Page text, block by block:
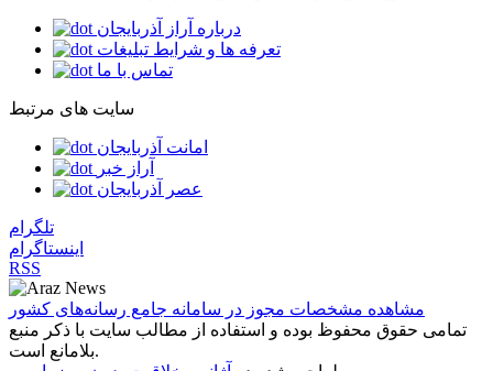
درباره آراز آذربایجان
تعرفه ها و شرایط تبلیغات
تماس با ما
سایت های مرتبط
امانت آذربایجان
آراز خبر
عصر آذربایجان
تلگرام
اینستاگرام
RSS
مشاهده مشخصات مجوز در سامانه جامع رسانه‌های کشور
تمامی حقوق محفوظ بوده و استفاده از مطالب سایت با ذکر منبع
بلامانع است.